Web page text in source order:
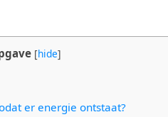
[hide]
er energie ontstaat?